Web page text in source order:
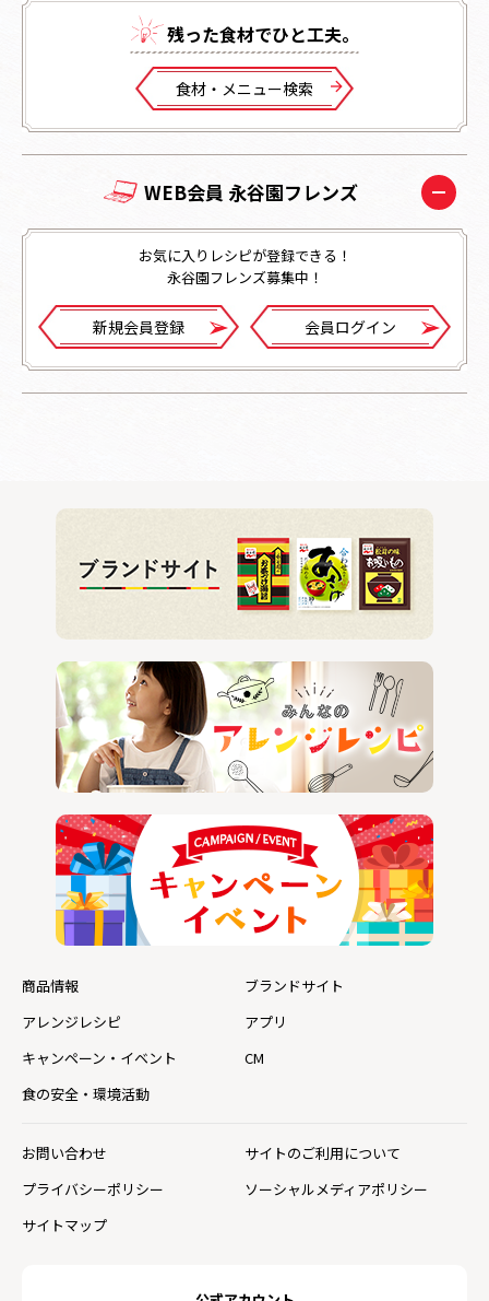
残った⾷材でひと⼯夫。
⾷材・メニュー検索
WEB会員 永谷園フレンズ
お気に入りレシピが登録できる！
永谷園フレンズ募集中！
新規会員登録 会員ログイン
商品情報
ブランドサイト
アレンジレシピ
アプリ
キャンペーン・イベント
CM
食の安全・環境活動
お問い合わせ
サイトのご利用について
プライバシーポリシー
ソーシャルメディアポリシー
サイトマップ